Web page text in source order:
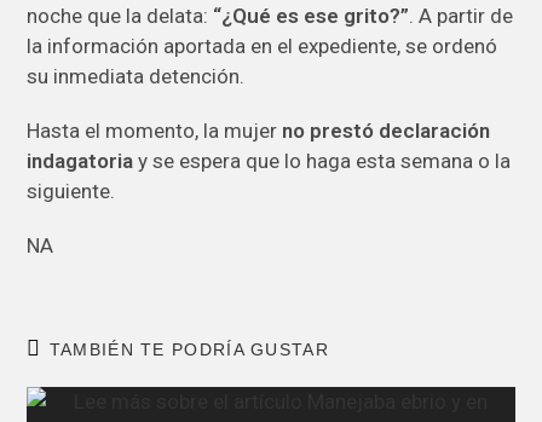
noche que la delata: “¿Qué es ese grito?”. A partir de
la información aportada en el expediente, se ordenó
su inmediata detención.
Hasta el momento, la mujer no prestó declaración
indagatoria y se espera que lo haga esta semana o la
siguiente.
NA
TAMBIÉN TE PODRÍA GUSTAR